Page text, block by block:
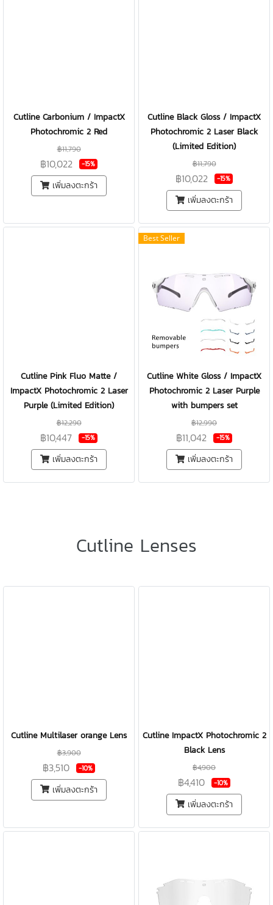
Cutline Carbonium / ImpactX
Photochromic 2 Red
฿11,790
฿10,022 -15%
เพิ่มลงตะกร้า
Cutline Black Gloss / ImpactX
Photochromic 2 Laser Black
(Limited Edition)
฿11,790
฿10,022 -15%
เพิ่มลงตะกร้า
Cutline Pink Fluo Matte /
ImpactX Photochromic 2 Laser
Purple (Limited Edition)
฿12,290
฿10,447 -15%
เพิ่มลงตะกร้า
Best Seller
Cutline White Gloss / ImpactX
Photochromic 2 Laser Purple
with bumpers set
฿12,990
฿11,042 -15%
เพิ่มลงตะกร้า
Cutline Lenses
Cutline Multilaser orange Lens
฿3,900
฿3,510 -10%
เพิ่มลงตะกร้า
Cutline ImpactX Photochromic 2
Black Lens
฿4,900
฿4,410 -10%
เพิ่มลงตะกร้า